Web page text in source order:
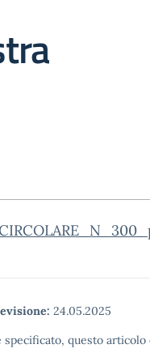
24.05.2025
questo